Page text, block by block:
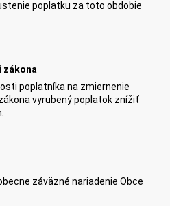
poplatku za toto obdobie
zákona
poplatníka na zmiernenie
vyrubený poplatok znížiť
záväzné nariadenie Obce